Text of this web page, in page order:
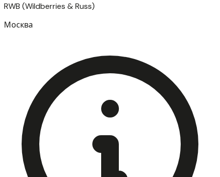
RWB (Wildberries & Russ)
Москва